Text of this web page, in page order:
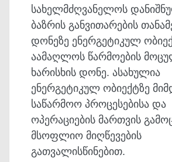
სახელმძღვანელოს
ბაზრის განვითარების
დონეზე ენერგეტიკულ
აამაღლოს წარმოების
ხარისხის დონე. ასახულია
ენერგეტიკულ ობიექტზე
საწარმოო პროცესებისა და
ოპერაციების მარ­თვის
მსოფლიო მიღწე­ვების
გათვალისწინებით.